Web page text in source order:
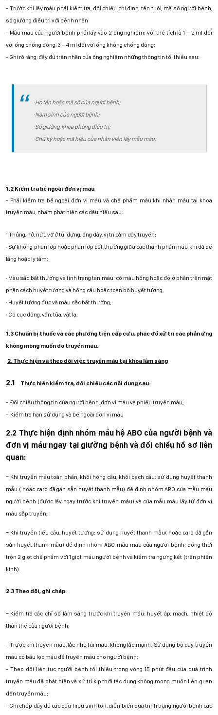
- Trước khi lấy máu phải kiểm tra, đối chiếu chỉ định, tên tuổi, mã số người bệnh,
số giường điều trị với bệnh nhân
- Mẫu máu của người bệnh phải lấy vào 2 ống nghiệm: với thể tích là 1 – 2 ml đối
với ống chống đông, 3 – 4 ml đối với ống không chống đông;
- Ghi rõ ràng, đầy đủ trên nhãn của ống nghiệm những thông tin tối thiểu sau:
·Họ tên hoặc mã số của người bệnh;
·Năm sinh của người bệnh;
·Số giường, khoa phòng điều trị;
·Chữ ký hoặc mã hiệu của nhân viên lấy mẫu máu;
1.2 Kiểm tra bề ngoài đơn vị máu
- Phải kiểm tra bề ngoài đơn vị máu và chế phẩm máu khi nhận máu tại khoa
truyền máu, nhằm phát hiện các dấu hiệu sau:
· Thủng, hở, nứt, vỡ ở túi đựng, ống dây, vị trí cắm dây truyền;
· Sự không phân lớp hoặc phân lớp bất thường giữa các thành phần máu khi đã để
lắng hoặc ly tâm;
· Màu sắc bất thường và tình trạng tan máu: có màu hồng hoặc đỏ ở phần trên mặt
phân cách huyết tương và hồng cầu hoặc toàn bộ huyết tương;
· Huyết tương đục và màu sắc bất thường;
· Có cục đông, vẩn, tủa, vật lạ;
1.3 Chuẩn bị thuốc và các phương tiện cấp cứu, phác đồ xử trí các phản ứng
không mong muốn do truyền máu.
2. Thực hiện và theo dõi việc truyền máu tại khoa lâm sàng
2.1 Thực hiện kiểm tra, đối chiếu các nội dung sau:
- Đối chiếu thông tin của người bệnh, đơn vị máu và phiếu truyền máu;
- Kiểm tra hạn sử dụng và bề ngoài đơn vị máu
2.2 Thực hiện định nhóm máu hệ ABO của người bệnh và
đơn vị máu ngay tại giường bệnh và đối chiếu hồ sơ liên
quan:
- Khi truyền máu toàn phần, khối hồng cầu, khối bạch cầu: sử dụng huyết thanh
mẫu ( hoặc card đã gắn sẵn huyết thanh mẫu) để định nhóm ABO của mẫu máu
người bệnh (được lấy ngay trước khi truyền máu) và của mẫu máu lấy từ đơn vị
máu sắp truyền;
- Khi truyền tiểu cầu, huyết tương: sử dụng huyết thanh mẫu( hoặc card đã gắn
sẵn huyết thanh mẫu) để định nhóm ABO mẫu máu của người bệnh; đồng thời
trộn 2 giọt chế phẩm với 1 giọt máu người bệnh và kiểm tra ngưng kết (trên phiến
kính).
2.3 Theo dõi, ghi chép:
- Kiểm tra các chỉ số lâm sàng trước khi truyền máu: huyết áp, mạch, nhiệt độ
thân thể của người bệnh;
- Trước khi truyền máu, lắc nhẹ túi máu, không lắc mạnh. Sử dụng bộ dây truyền
máu có bầu lọc máu để truyền máu cho người bệnh;
- Theo dõi liên tục người bệnh tối thiểu trong vòng 15 phút đầu của quá trình
truyền máu để phát hiện và xử trí kịp thời tác dụng không mong muốn liên quan
đến truyền máu;
- Ghi chép đầy đủ các dấu hiệu sinh tồn, diễn biến quá trình trạng người bệnh các